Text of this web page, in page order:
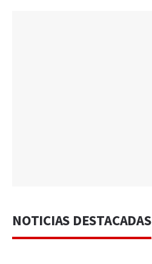
NOTICIAS DESTACADAS